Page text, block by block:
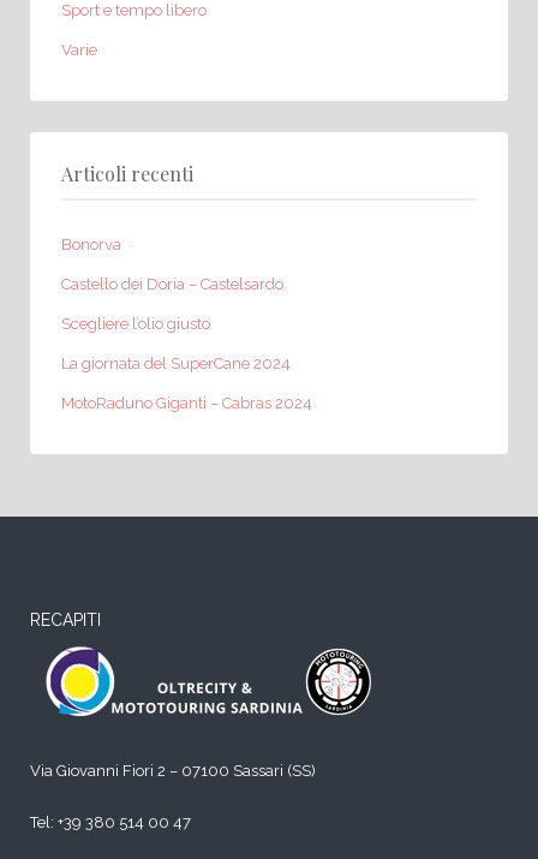
Sport e tempo libero
Varie
Articoli recenti
Bonorva
Castello dei Doria – Castelsardo
Scegliere l’olio giusto
La giornata del SuperCane 2024
MotoRaduno Giganti – Cabras 2024
RECAPITI
Via Giovanni Fiori 2 – 07100 Sassari (SS)
Tel: +39 380 514 00 47